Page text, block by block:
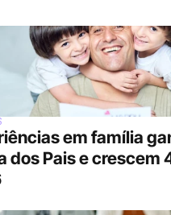
em família
dos Pais e crescem